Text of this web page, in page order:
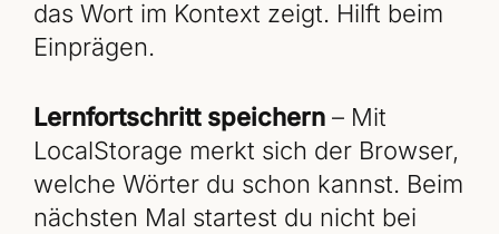
das Wort im Kontext zeigt. Hilft beim
Einprägen.
Lernfortschritt speichern – Mit
LocalStorage merkt sich der Browser,
welche Wörter du schon kannst. Beim
nächsten Mal startest du nicht bei